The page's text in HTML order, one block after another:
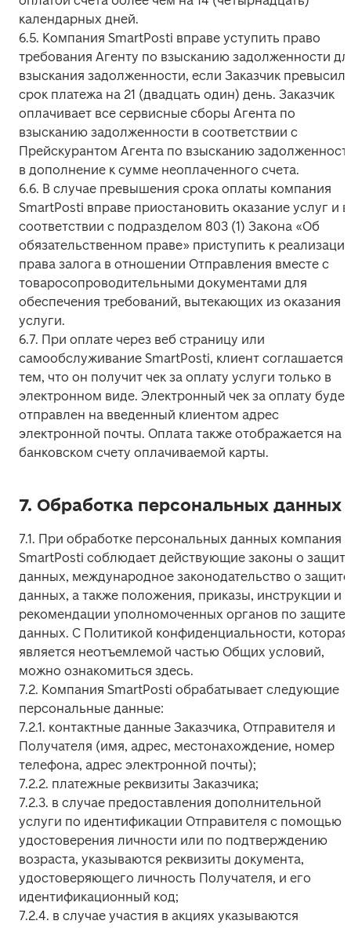
календарных дней.
6.5. Компания SmartPosti вправе уступить право
требования Агенту по взысканию задолженности
взыскания задолженности, если Заказчик превысил
срок платежа на 21 (двадцать один) день. Заказчик
оплачивает все сервисные сборы Агента по
взысканию задолженности в соответствии с
Прейскурантом Агента по взысканию
в дополнение к сумме неоплаченного счета.
6.6. В случае превышения срока оплаты компания
SmartPosti вправе приостановить оказание услуг и в
соответствии с подразделом 803 (1) Закона «Об
обязательственном праве» приступить к
права залога в отношении Отправления вместе с
товаросопроводительными документами для
обеспечения требований, вытекающих из оказания
услуги.
6.7. При оплате через веб страницу или
самообслуживание SmartPosti, клиент соглашается
тем, что он получит чек за оплату услуги только в
электронном виде. Электронный чек за оплату будет
отправлен на введенный клиентом адрес
электронной почты. Оплата также отображается на
банковском счету оплачиваемой карты.
7. Обработка персональных данных
7.1. При обработке персональных данных компания
SmartPosti соблюдает действующие законы о
данных, международное законодательство о защите
данных, а также положения, приказы, инструкции и
рекомендации уполномоченных органов по защите
данных. С Политикой конфиденциальности, которая
является неотъемлемой частью Общих условий,
можно ознакомиться здесь.
7.2. Компания SmartPosti обрабатывает следующие
персональные данные:
7.2.1. контактные данные Заказчика, Отправителя и
Получателя (имя, адрес, местонахождение, номер
телефона, адрес электронной почты);
7.2.2. платежные реквизиты Заказчика;
7.2.3. в случае предоставления дополнительной
услуги по идентификации Отправителя с помощью
удостоверения личности или по подтверждению
возраста, указываются реквизиты документа,
удостоверяющего личность Получателя, и его
идентификационный код;
7.2.4. в случае участия в акциях указываются